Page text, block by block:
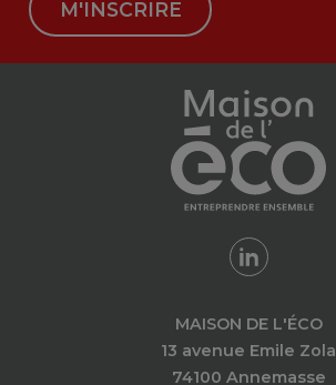
M'INSCRIRE
MAISON DE L'ÉCO
13 avenue Emile Zola
74100 Annemasse